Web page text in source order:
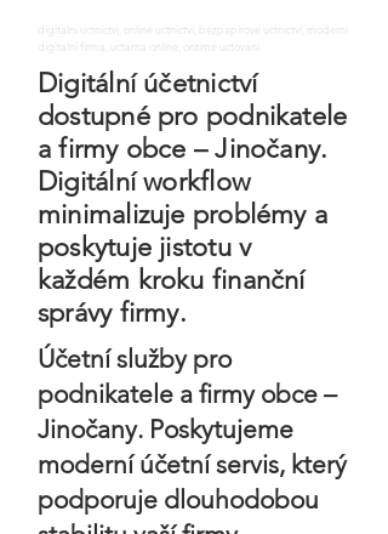
digitalni uctnictvi, online uctnictvi, bezpapirove uctnictvi, moderni
digitalni firma, uctarna online, ontime uctovani
Digitální účetnictví
dostupné pro podnikatele
a firmy obce – Jinočany.
Digitální workflow
minimalizuje problémy a
poskytuje jistotu v
každém kroku finanční
správy firmy.
Účetní služby pro
podnikatele a firmy obce –
Jinočany. Poskytujeme
moderní účetní servis, který
podporuje dlouhodobou